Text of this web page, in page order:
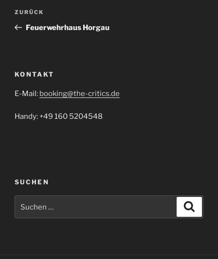
Beitragsnavigation
Vorheriger
Beitrag
ZURÜCK
Feuerwehrhaus Horgau
KONTAKT
E-Mail: booking@the-critics.de
Handy: +49 160 5204548
SUCHEN
nach: